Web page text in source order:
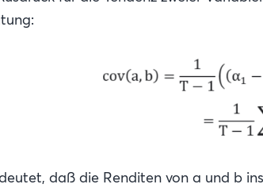
daß die Renditen von a und b